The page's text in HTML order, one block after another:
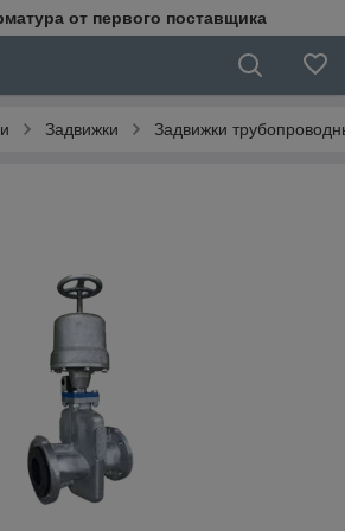
от первого поставщика
Задвижки Задвижки